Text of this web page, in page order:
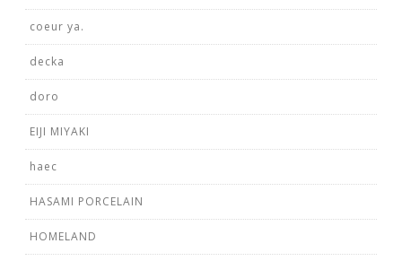
coeur ya.
decka
doro
EIJI MIYAKI
haec
HASAMI PORCELAIN
HOMELAND